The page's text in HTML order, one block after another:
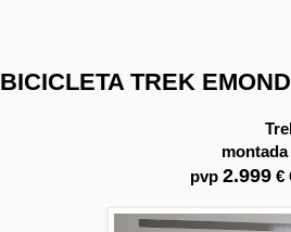
BICICLETA TREK
montada
pvp 2.999 €